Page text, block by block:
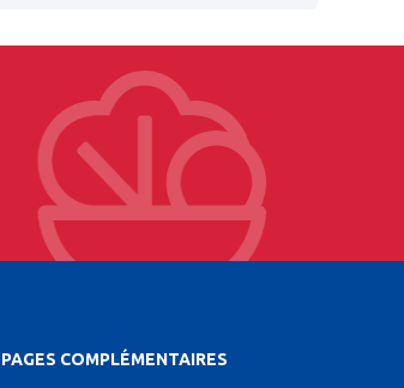
PAGES COMPLÉMENTAIRES